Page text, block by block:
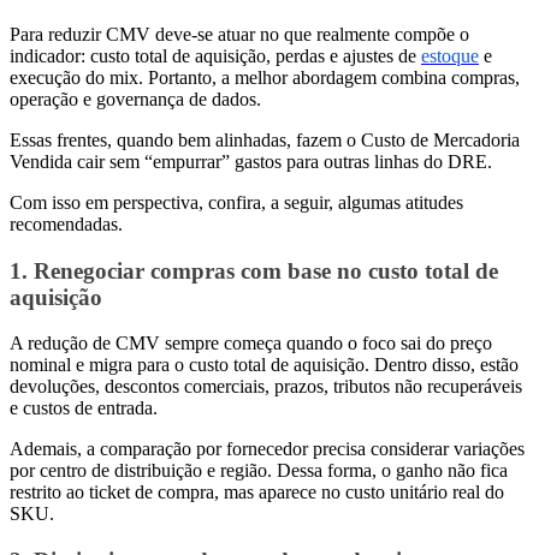
Para reduzir CMV deve-se atuar no que realmente compõe o
indicador: custo total de aquisição, perdas e ajustes de estoque e
execução do mix. Portanto, a melhor abordagem combina compras,
operação e governança de dados.
Essas frentes, quando bem alinhadas, fazem o Custo de Mercadoria
Vendida cair sem “empurrar” gastos para outras linhas do DRE.
Com isso em perspectiva, confira, a seguir, algumas atitudes
recomendadas.
1. Renegociar compras com base no custo total de
aquisição
A redução de CMV sempre começa quando o foco sai do preço
nominal e migra para o custo total de aquisição. Dentro disso, estão
devoluções, descontos comerciais, prazos, tributos não recuperáveis
e custos de entrada.
Ademais, a comparação por fornecedor precisa considerar variações
por centro de distribuição e região. Dessa forma, o ganho não fica
restrito ao ticket de compra, mas aparece no custo unitário real do
SKU.